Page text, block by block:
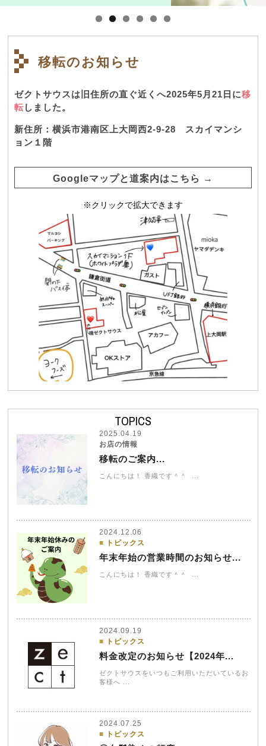
移転のお知らせ
ゼクトサウスは旧住所の直ぐ近くへ2025年5月21日に移
転しました。
新住所：横浜市港南区上大岡西2-9-28 スカイマンシ
ョン１階
Googleマップと道案内はこちら →
※クリックで拡大できます
TOPICS
2025.04.19
お店の情報
移転のご案内...
こんにちは！ 香織です＾＾ ...
2024.12.06
トピックス
年末年始の営業時間のお知らせ...
こんにちは！ 香織です＾＾ ...
2024.09.19
トピックス
料金改定のお知らせ【2024年...
ゼクトサウスをいつもご利用いただいているお
客様へ ...
2024.07.25
トピックス